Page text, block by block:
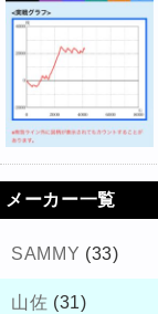
メーカー一覧
SAMMY (33)
山佐 (31)